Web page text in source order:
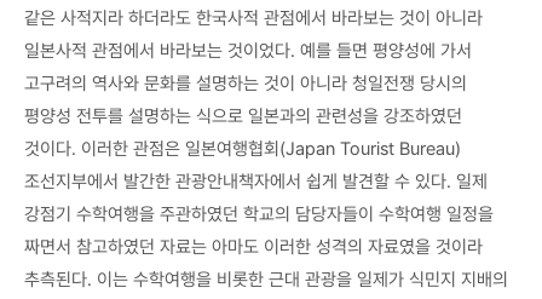
같은 사적지라 하더라도 한국사적 관점에서 바라보는 것이 아니라
일본사적 관점에서 바라보는 것이었다. 예를 들면 평양성에 가서
고구려의 역사와 문화를 설명하는 것이 아니라 청일전쟁 당시의
평양성 전투를 설명하는 식으로 일본과의 관련성을 강조하였던
것이다. 이러한 관점은 일본여행협회(Japan Tourist Bureau)
조선지부에서 발간한 관광안내책자에서 쉽게 발견할 수 있다. 일제
강점기 수학여행을 주관하였던 학교의 담당자들이 수학여행 일정을
짜면서 참고하였던 자료는 아마도 이러한 성격의 자료였을 것이라
추측된다. 이는 수학여행을 비롯한 근대 관광을 일제가 식민지 지배의